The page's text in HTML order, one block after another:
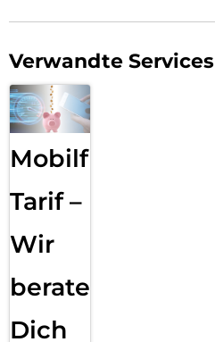
Verwandte Services
Mobilfunk
Tarif –
Wir
beraten
Dich